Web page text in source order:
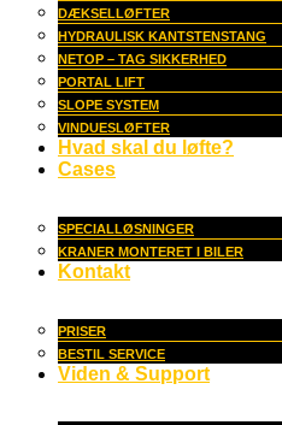
DÆKSELLØFTER
HYDRAULISK KANTSTENSTANG
NETOP – TAG SIKKERHED
PORTAL LIFT
SLOPE SYSTEM
VINDUESLØFTER
Hvad skal du løfte?
Cases
SPECIALLØSNINGER
KRANER MONTERET I BILER
Kontakt
PRISER
BESTIL SERVICE
Viden & Support